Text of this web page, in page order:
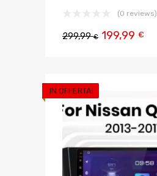
(0 reviews)
299,99€ 199,99 €
IN OFFERTA!